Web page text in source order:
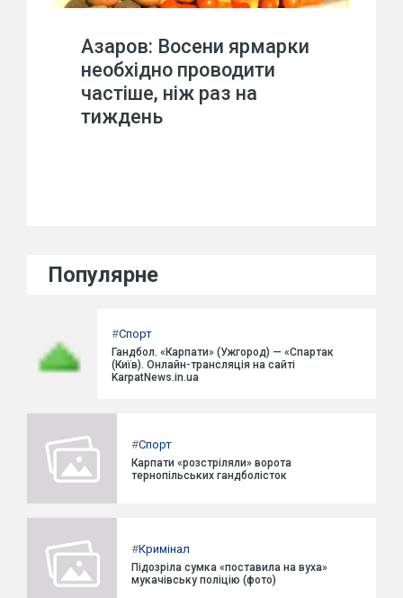
Азаров: Восени ярмарки
необхідно проводити
частіше, ніж раз на
тиждень
Популярне
#Спорт
Гандбол. «Карпати» (Ужгород) — «Спартак
(Київ). Онлайн-трансляція на сайті
KarpatNews.in.ua
#Спорт
Карпати «розстріляли» ворота
тернопільських гандболісток
#Кримінал
Підозріла сумка «поставила на вуха»
мукачівську поліцію (фото)